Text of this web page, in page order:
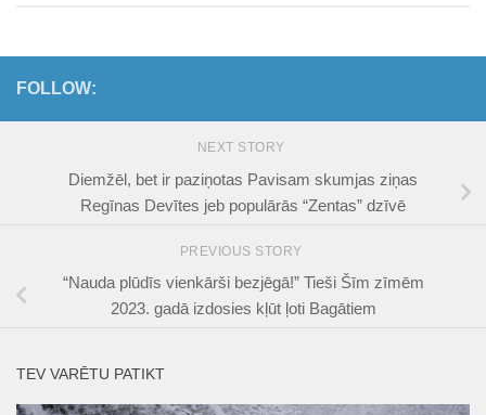
FOLLOW:
NEXT STORY
Diemžēl, bet ir paziņotas Pavisam skumjas ziņas
Regīnas Devītes jeb populārās “Zentas” dzīvē
PREVIOUS STORY
“Nauda plūdīs vienkārši bezjēgā!” Tieši Šīm zīmēm
2023. gadā izdosies kļūt ļoti Bagātiem
TEV VARĒTU PATIKT